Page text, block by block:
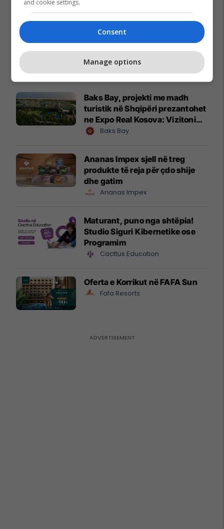
Reklamo këtu
Baks Bay, projekti me madh
turistik në Shqipëri prezantohet
ne Expo Real Kosova: Vizitoni
shtandin dhe zbuloni
Baks Bay
Ananas Impex sjell në treg
produkte të reja për çdo shije
dhe gatim
Ananas Impex
Maturant, puno nga shtëpia!
Studio Siguri Kibernetike ose
Programim
Cacttus Education
Oferta e Korrikut në FAFA Sun
Fafa Resorts
and cookie settings.
Consent
Manage options